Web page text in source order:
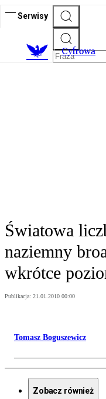
Serwisy
Cyfrowa
Światowa
naziemny
wkrótce
Publikacja: 21.01.2010 00:00
Tomasz Boguszewicz
Zobacz również